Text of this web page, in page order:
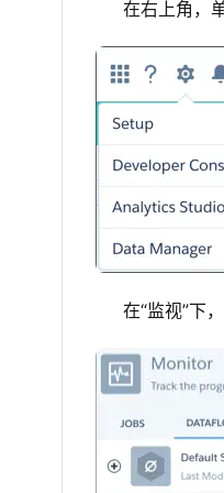
在右上角，
在“监视”下